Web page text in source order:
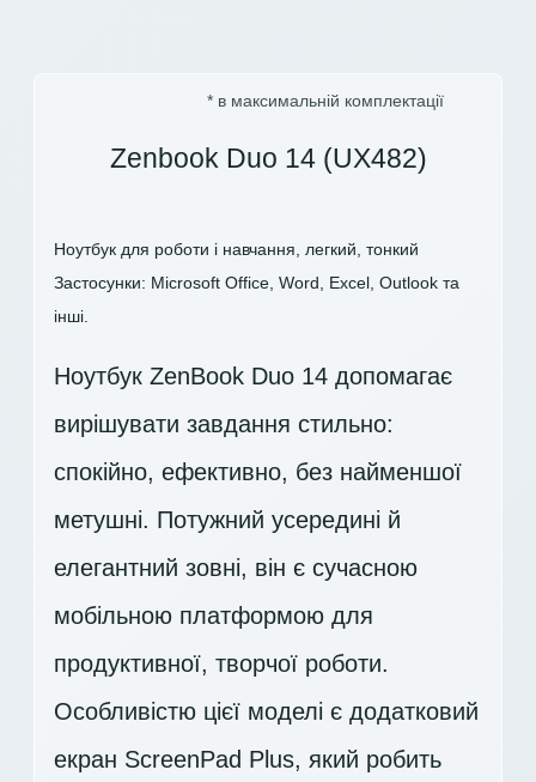
* в максимальній комплектації
Zenbook Duo 14 (UX482)
Ноутбук для роботи і навчання, легкий, тонкий
Застосунки: Microsoft Office, Word, Excel, Outlook та
інші.
Ноутбук ZenBook Duo 14 допомагає
вирішувати завдання стильно:
спокійно, ефективно, без найменшої
метушні. Потужний усередині й
елегантний зовні, він є сучасною
мобільною платформою для
продуктивної, творчої роботи.
Особливістю цієї моделі є додатковий
екран ScreenPad Plus, який робить